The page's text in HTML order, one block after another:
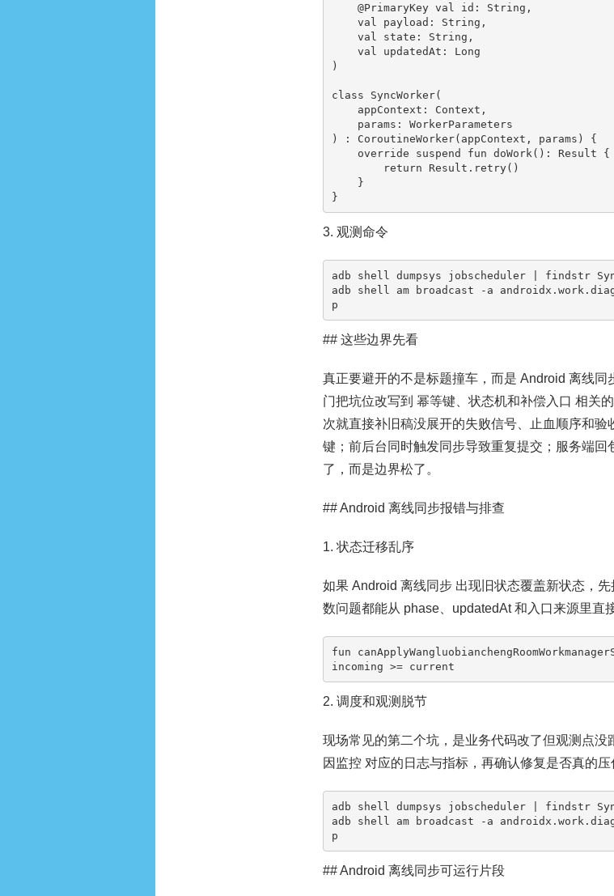
)
class SyncWorker(
) : CoroutineWorker(appContext, params) {
}
3. 观测命令
adb shell dumpsys jobscheduler | findstr
adb shell am broadcast -a
p
## 这些边界先看
真正要避开的不是标题撞车，而是 Android 离线
门把坑位改写到 幂等键、状态机和补偿入口 相关
次就直接补旧稿没展开的失败信号、止血顺序和
键；前后台同时触发同步导致重复提交；服务端
了，而是边界松了。
## Android 离线同步报错与排查
1. 状态迁移乱序
如果 Android 离线同步 出现旧状态覆盖新状态，
数问题都能从 phase、updatedAt 和入口来源里直
fun
incoming >= current
2. 调度和观测脱节
现场常见的第二个坑，是业务代码改了但观测点
因监控 对应的日志与指标，再确认修复是否真的压
adb shell dumpsys jobscheduler | findstr
adb shell am broadcast -a
p
## Android 离线同步可运行片段